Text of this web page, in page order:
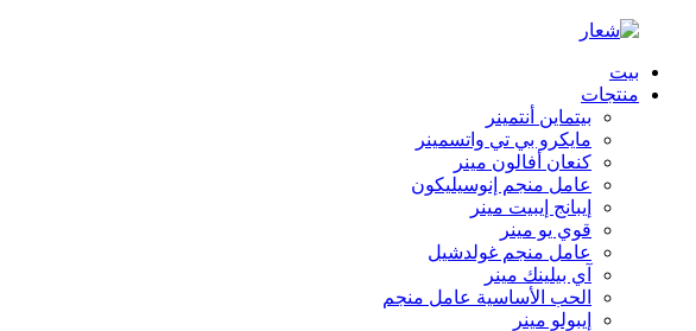
بيت
منتجات
بيتماين أنتمينر
مايكرو بي تي واتسمينر
كنعان أفالون مينر
عامل منجم إنوسيليكون
إيبانج إيبيت مينر
قوي يو مينر
عامل منجم غولدشيل
آي بيلينك مينر
الحب الأساسية عامل منجم
إيبولو مينر